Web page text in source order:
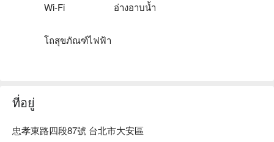
Wi-Fi อ่างอาบน้ำ
โถสุขภัณฑ์ไฟฟ้า
ที่อยู่
忠孝東路四段87號 台北市大安區